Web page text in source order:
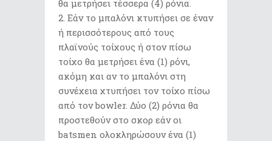
θα μετρήσει τέσσερα (4) ρόνια.
Εάν το μπαλόνι κτυπήσει σε έναν
ή περισσότερους από τους
πλαϊνούς τοίχους ή στον πίσω
τοίχο θα μετρήσει ένα (1) ρόνι,
ακόμη και αν το μπαλόνι στη
συνέχεια χτυπήσει τον τοίχο πίσω
από τον bowler. Δύο (2) ρόνια θα
προστεθούν στο σκορ εάν οι
batsmen ολοκληρώσουν ένα (1)